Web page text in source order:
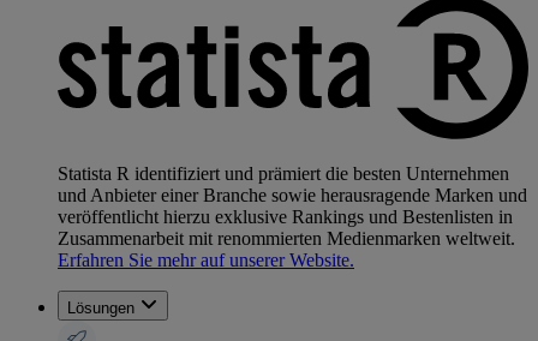
Statista R identifiziert und prämiert die besten Unternehmen
und Anbieter einer Branche sowie herausragende Marken und
veröffentlicht hierzu exklusive Rankings und Bestenlisten in
Zusammenarbeit mit renommierten Medienmarken weltweit.
Erfahren Sie mehr auf unserer Website.
Lösungen